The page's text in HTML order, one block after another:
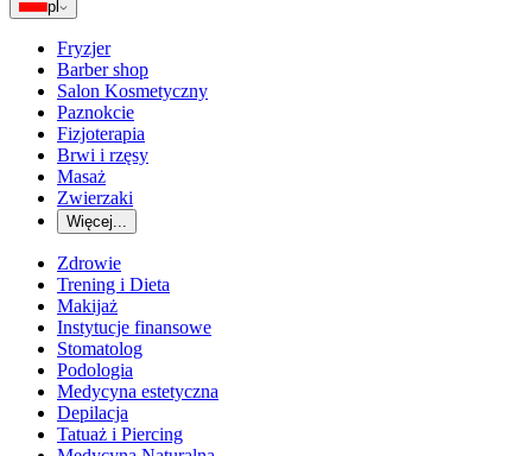
pl
Fryzjer
Barber shop
Salon Kosmetyczny
Paznokcie
Fizjoterapia
Brwi i rzęsy
Masaż
Zwierzaki
Więcej...
Zdrowie
Trening i Dieta
Makijaż
Instytucje finansowe
Stomatolog
Podologia
Medycyna estetyczna
Depilacja
Tatuaż i Piercing